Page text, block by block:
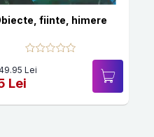
fiinte, himere
Lei
Lei